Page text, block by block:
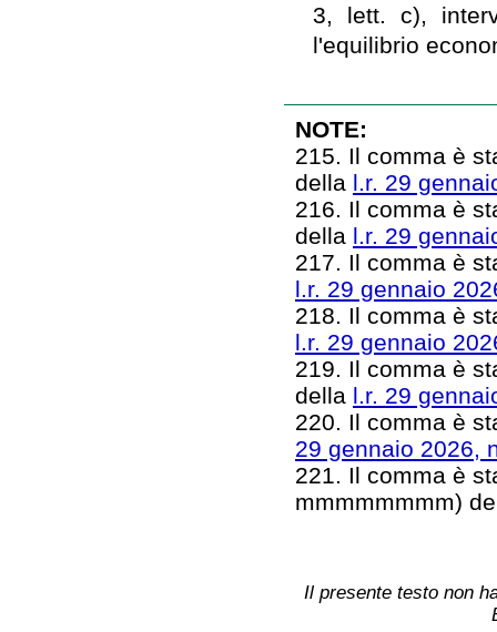
3, lett. c),
l'equilibrio
NOTE:
215. Il comma è
della l.r. 29
216. Il comma è
della l.r. 29
217. Il comma è
l.r. 29 gennaio
218. Il comma è
l.r. 29 gennaio
219. Il comma è
della l.r. 29
220. Il comma è
29 gennaio 2026,
221. Il comma è
mmmmmmmm)
Il presente testo non